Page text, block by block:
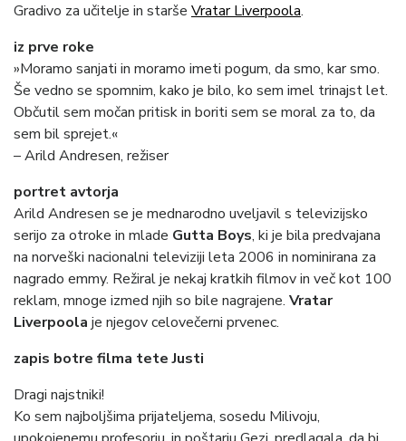
Gradivo za učitelje in starše Vratar Liverpoola.
iz prve roke
»Moramo sanjati in moramo imeti pogum, da smo, kar smo.
Še vedno se spomnim, kako je bilo, ko sem imel trinajst let.
Občutil sem močan pritisk in boriti sem se moral za to, da
sem bil sprejet.«
– Arild Andresen, režiser
portret avtorja
Arild Andresen se je mednarodno uveljavil s televizijsko
serijo za otroke in mlade Gutta Boys, ki je bila predvajana
na norveški nacionalni televiziji leta 2006 in nominirana za
nagrado emmy. Režiral je nekaj kratkih filmov in več kot 100
reklam, mnoge izmed njih so bile nagrajene. Vratar
Liverpoola je njegov celovečerni prvenec.
zapis botre filma tete Justi
Dragi najstniki!
Ko sem najboljšima prijateljema, sosedu Milivoju,